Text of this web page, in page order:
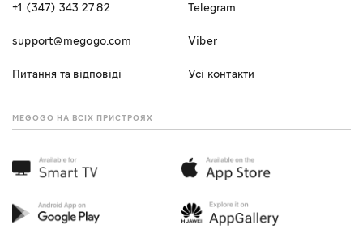
+1 (347) 343 27 82
support@megogo.com
Питання та відповіді
Telegram
Viber
Усі контакти
MEGOGO НА ВСІХ ПРИСТРОЯХ